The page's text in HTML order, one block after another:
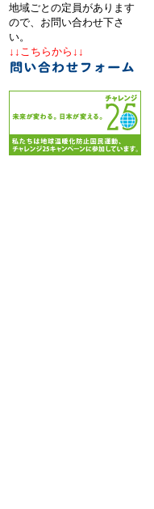
地域ごとの定員があります
ので、お問い合わせ下さ
い。
↓↓こちらから↓↓